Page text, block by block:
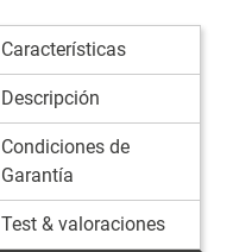
Características
Descripción
Condiciones de
Garantía
Test & valoraciones